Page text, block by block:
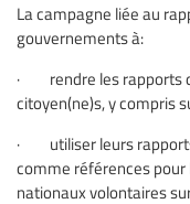
La campagne liée au
gouvernements à:
· rendre les rapports
citoyen(ne)s, y compris
· utiliser leurs rapports
comme références
nationaux volontaires